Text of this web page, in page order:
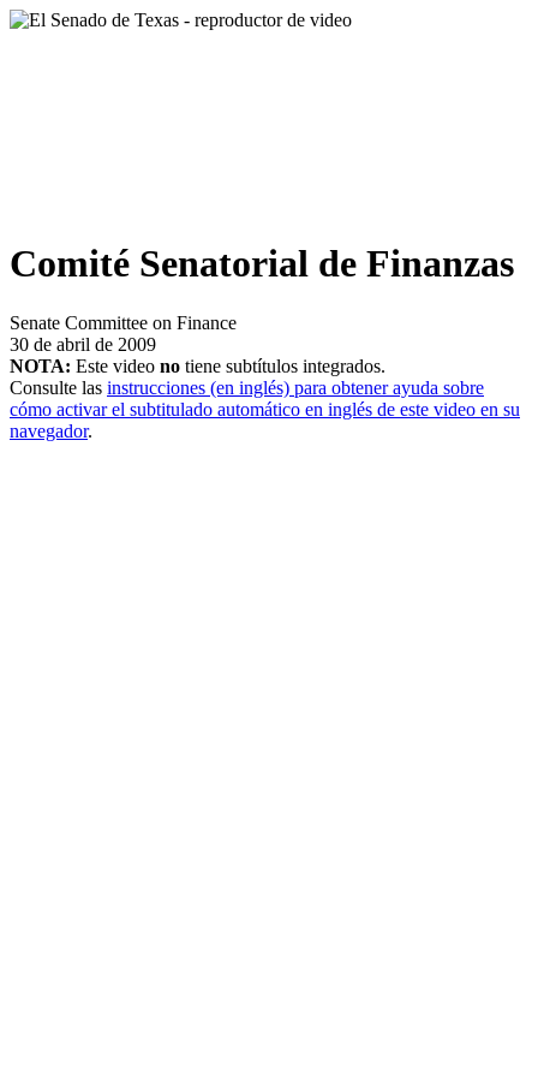
Comité Senatorial de Finanzas
Senate Committee on Finance
30 de abril de 2009
NOTA: Este video no tiene subtítulos integrados.
Consulte las instrucciones (en inglés) para obtener ayuda sobre
cómo activar el subtitulado automático en inglés de este video en su
navegador.